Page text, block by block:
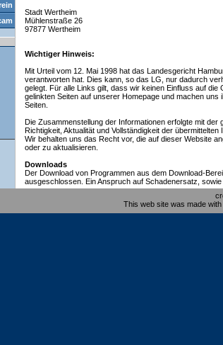
Stadt Wertheim
Mühlenstraße 26
97877 Wertheim
Wichtiger Hinweis:
Mit Urteil vom 12. Mai 1998 hat das Landesgericht
verantworten hat. Dies kann, so das LG, nur dadurch
gelegt. Für alle Links gilt, dass wir keinen Einfluss auf
gelinkten Seiten auf unserer Homepage und machen
Seiten.
Die Zusammenstellung der Informationen erfolgte mit
Richtigkeit, Aktualität und Vollständigkeit der übermittelten
Wir behalten uns das Recht vor, die auf dieser Website
oder zu aktualisieren.
Downloads
Der Download von Programmen aus dem Download-
ausgeschlossen. Ein Anspruch auf Schadenersatz,
This web site was made with